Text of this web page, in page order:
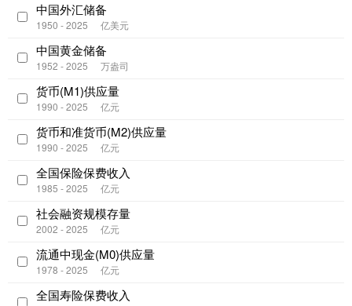
中国外汇储备
1950 - 2025 亿美元
中国黄金储备
1952 - 2025 万盎司
货币(M1)供应量
1990 - 2025 亿元
货币和准货币(M2)供应量
1990 - 2025 亿元
全国保险保费收入
1985 - 2025 亿元
社会融资规模存量
2002 - 2025 亿元
流通中现金(M0)供应量
1978 - 2025 亿元
全国寿险保费收入